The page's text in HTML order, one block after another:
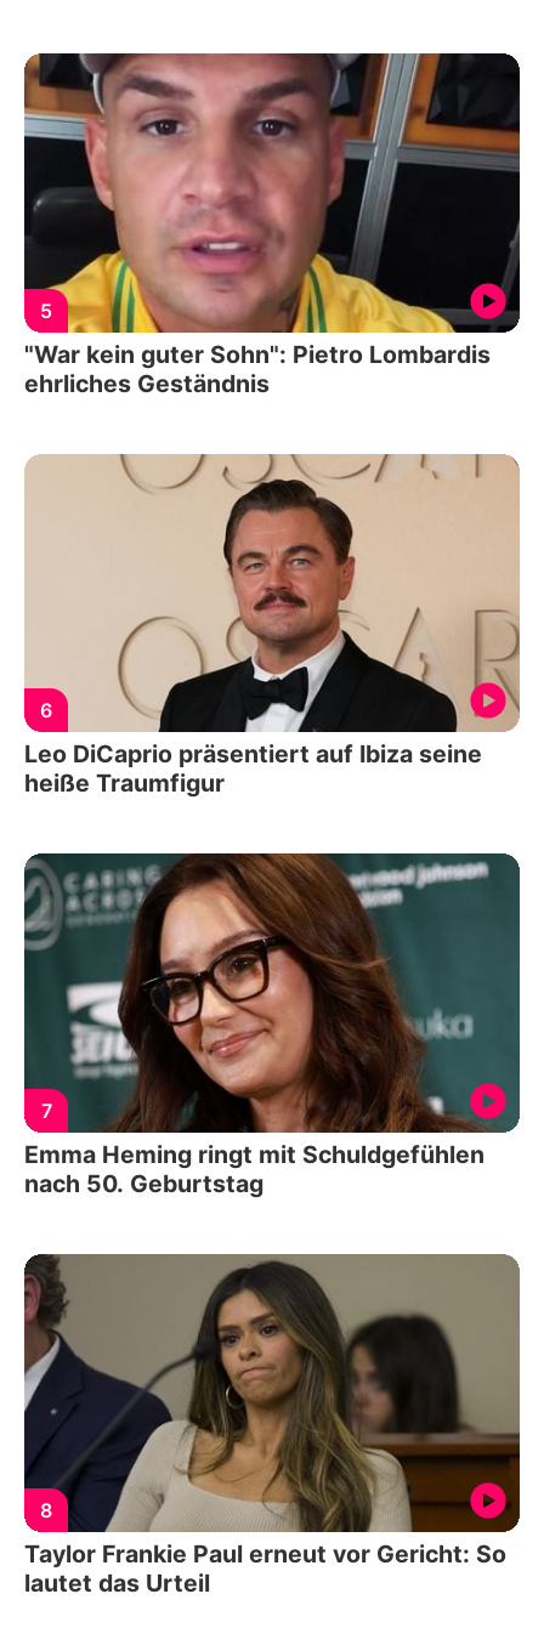
5
"War kein guter Sohn": Pietro Lombardis
ehrliches Geständnis
6
Leo DiCaprio präsentiert auf Ibiza seine
heiße Traumfigur
7
Emma Heming ringt mit Schuldgefühlen
nach 50. Geburtstag
8
Taylor Frankie Paul erneut vor Gericht: So
lautet das Urteil